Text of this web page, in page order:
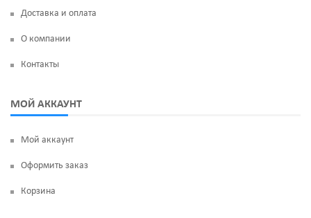
Манжеты люка
Доставка и оплата
О компании
Контакты
МОЙ АККАУНТ
Мой аккаунт
Оформить заказ
Корзина